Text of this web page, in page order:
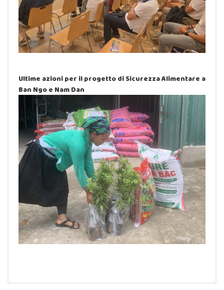
Ultime azioni per il progetto di Sicurezza Alimentare a
Ban Ngo e Nam Dan